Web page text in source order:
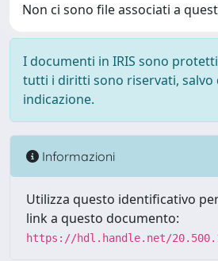
Non ci sono file associati a
I documenti in IRIS sono
tutti i diritti sono riservati, salvo
indicazione.
Informazioni
Utilizza questo identificativo
link a questo documento:
https://hdl.handle.net/